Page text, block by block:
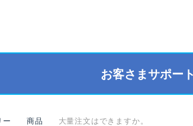
お客さまサポート
ー 商品 大量注文はできますか。